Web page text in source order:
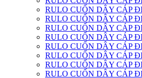
RULO CUỐN DÂY CÁP
RULO CUỐN DÂY CÁP
RULO CUỐN DÂY CÁP
RULO CUỐN DÂY CÁP
RULO CUỐN DÂY CÁP
RULO CUỐN DÂY CÁP
RULO CUỐN DÂY CÁP
RULO CUỐN DÂY CÁP